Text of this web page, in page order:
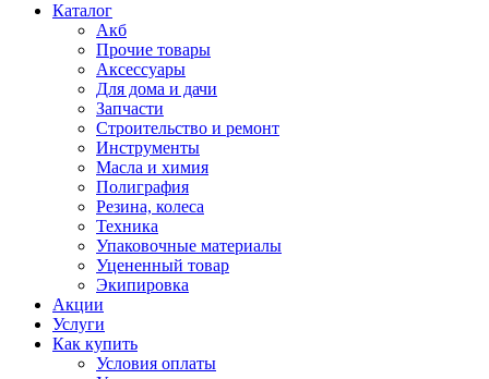
Каталог
Акб
Прочие товары
Аксессуары
Для дома и дачи
Запчасти
Строительство и ремонт
Инструменты
Масла и химия
Полиграфия
Резина, колеса
Техника
Упаковочные материалы
Уцененный товар
Экипировка
Акции
Услуги
Как купить
Условия оплаты